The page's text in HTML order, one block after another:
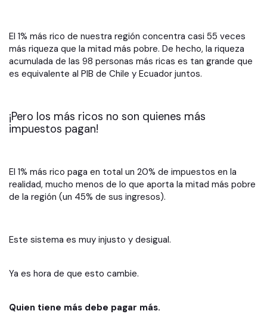
El 1% más rico de nuestra región concentra casi 55 veces
más riqueza que la mitad más pobre. De hecho, la riqueza
acumulada de las 98 personas más ricas es tan grande que
es equivalente al PIB de Chile y Ecuador juntos.
¡Pero los más ricos no son quienes más
impuestos pagan!
El 1% más rico paga en total un 20% de impuestos en la
realidad, mucho menos de lo que aporta la mitad más pobre
de la región (un 45% de sus ingresos).
​​Este sistema es muy injusto y desigual.
Ya es hora de que esto cambie.
Quien tiene más debe pagar más.